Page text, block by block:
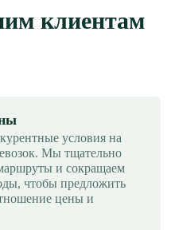
клиентам
условия на
Мы тщательно
и сокращаем
чтобы предложить
цены и